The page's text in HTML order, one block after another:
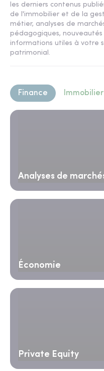
les derniers contenus
de l'immobilier et de la
métier, analyses de
pédagogiques,
informations utiles à votre
patrimonial.
Finance Immobilier
Analyses de
Économie
Private Equity